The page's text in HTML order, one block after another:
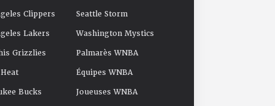
Clippers
Lakers
Grizzlies
Bucks
Seattle Storm
Washington Mystics
Palmarès WNBA
Équipes WNBA
Joueuses WNBA